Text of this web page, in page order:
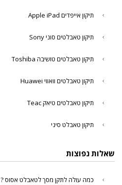
תיקון אייפדים Apple iPad
תיקון טאבלטים סוני Sony
תיקון טאבלטים טושיבה Toshiba
תיקון טאבלטים וואווי Huawei
תיקון טאבלטים טיאק Teac
תיקון טאבלט סיני
שאלות נפוצות
כמה עולה לתקן מסך לטאבלט אסוס ?